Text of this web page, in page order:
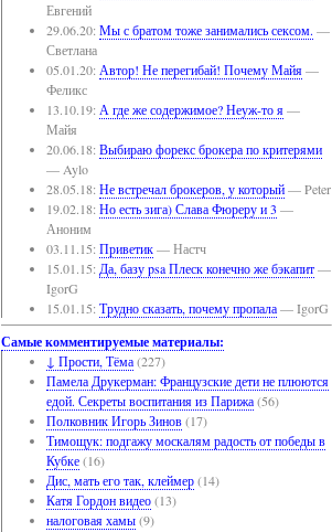
Евгений
29.06.20: Мы с братом тоже занимались сексом. —
Светлана
05.01.20: Автор! Не перегибай! Почему Майя—
Феликс
13.10.19: А где же содержимое? Неуж-то я—
Майя
20.06.18: Выбираю форекс брокера по критерями
— Aylo
28.05.18: Не встречал брокеров, у который— Peter
19.02.18: Но есть зига) Слава Фюреру и 3 —
Аноним
03.11.15: Приветик— Настч
15.01.15: Да, базу psa Плеск конечно же бэкапит—
IgorG
15.01.15: Трудно сказать, почему пропала— IgorG
Самые комментируемые материалы:
↓ Прости, Тёма(227)
Памела Друкерман: Французские дети не плюются
едой. Секреты воспитания из Парижа(56)
Полковник Игорь Зинов(17)
Тимощук: подгажу москалям радость от победы в
Кубке(16)
Дис, мать его так, клеймер(14)
Катя Гордон видео(13)
налоговая хамы(9)